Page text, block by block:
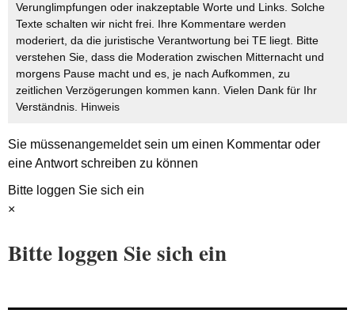
Verunglimpfungen oder inakzeptable Worte und Links. Solche
Texte schalten wir nicht frei. Ihre Kommentare werden
moderiert, da die juristische Verantwortung bei TE liegt. Bitte
verstehen Sie, dass die Moderation zwischen Mitternacht und
morgens Pause macht und es, je nach Aufkommen, zu
zeitlichen Verzögerungen kommen kann. Vielen Dank für Ihr
Verständnis. Hinweis
Sie müssenangemeldetsein um einen Kommentar oder
eine Antwort schreiben zu können
Bitte loggen Sie sich ein
×
Bitte loggen Sie sich ein